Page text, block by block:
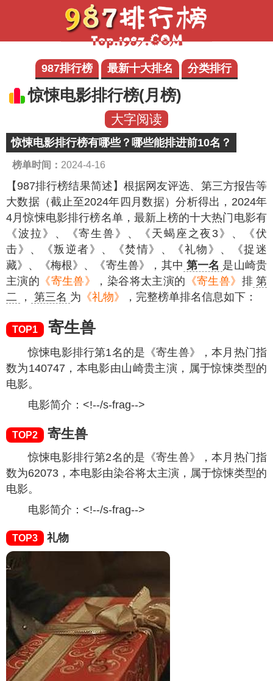
987排行榜 最新十大排名 分类排行
惊悚电影排行榜(月榜)
大字阅读
惊悚电影排行榜有哪些？哪些能排进前10名？
榜单时间： 2024-4-16
【987排行榜结果简述】 根据网友评选、第三方报告等
大数据（截止至2024年四月数据）分析得出，2024年
4月惊悚电影排行榜名单，最新上榜的十大热门电影有
《波拉》、《寄生兽》、《天蝎座之夜3》、《伏
击》、《叛逆者》、《焚情》、《礼物》、《捉迷
藏》、《梅根》、《寄生兽》，其中 第一名 是山崎贵
主演的 《寄生兽》 ，染谷将太主演的 《寄生兽》 排 第
二
， 第三名 为 《礼物》 ，完整榜单排名信息如下：
TOP1 寄生兽
惊悚电影排行第1名的是《寄生兽》，本月热门指
数为140747 ，本电影由山崎贵主演，属于惊悚类型的
电影。
电影简介：<!--/s-frag-->
TOP2 寄生兽
惊悚电影排行第2名的是《寄生兽》，本月热门指
数为62073 ，本电影由染谷将太主演，属于惊悚类型的
电影。
电影简介：<!--/s-frag-->
TOP3 礼物